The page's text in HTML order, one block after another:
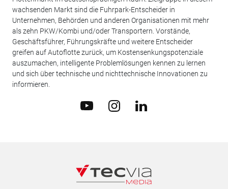
wachsenden Markt sind die Fuhrpark-Entscheider in
Unternehmen, Behörden und anderen Organisationen mit mehr
als zehn PKW/Kombi und/oder Transportern. Vorstände,
Geschäftsführer, Führungskräfte und weitere Entscheider
greifen auf Autoflotte zurück, um Kostensenkungspotenziale
auszumachen, intelligente Problemlösungen kennen zu lernen
und sich über technische und nichttechnische Innovationen zu
informieren.